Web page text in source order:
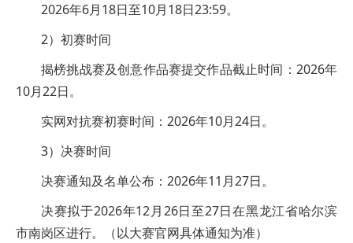
2026年6月18日至10月18日23:59。
2）初赛时间
揭榜挑战赛及创意作品赛提交作品截止时间：2026年
10月22日。
实网对抗赛初赛时间：2026年10月24日。
3）决赛时间
决赛通知及名单公布：2026年11月27日。
决赛拟于2026年12月26日至27日在黑龙江省哈尔滨
市南岗区进行。（以大赛官网具体通知为准）